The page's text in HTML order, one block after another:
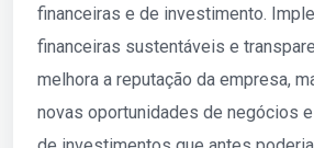
financeiras e de investimento.
financeiras sustentáveis e
melhora a reputação da empresa,
novas oportunidades de negócios